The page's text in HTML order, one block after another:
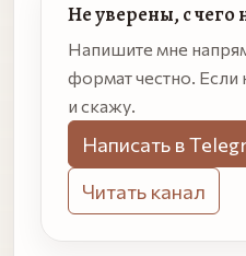
Не уверены, с чего
Напишите мне
формат честно. Если
и скажу.
Написать в
Читать канал